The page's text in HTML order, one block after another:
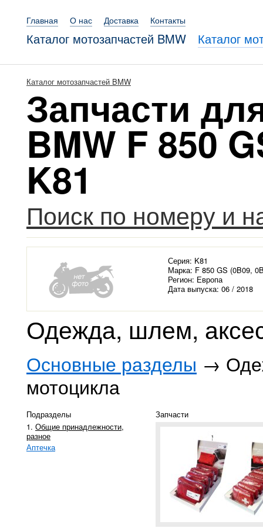
Главная О нас Доставка Контакты
Каталог мотозапчастей BMW Каталог
Каталог мотозапчастей BMW
Запчасти
BMW F 850
K81
Поиск по номеру и
Серия: K81
Марка: F 850 GS (0B09,
Регион: Европа
Дата выпуска: 06 / 2018
Одежда, шлем,
Основные разделы →
мотоцикла
Подразделы
1. Общие принадлежности,
разное
Аптечка
Запчасти